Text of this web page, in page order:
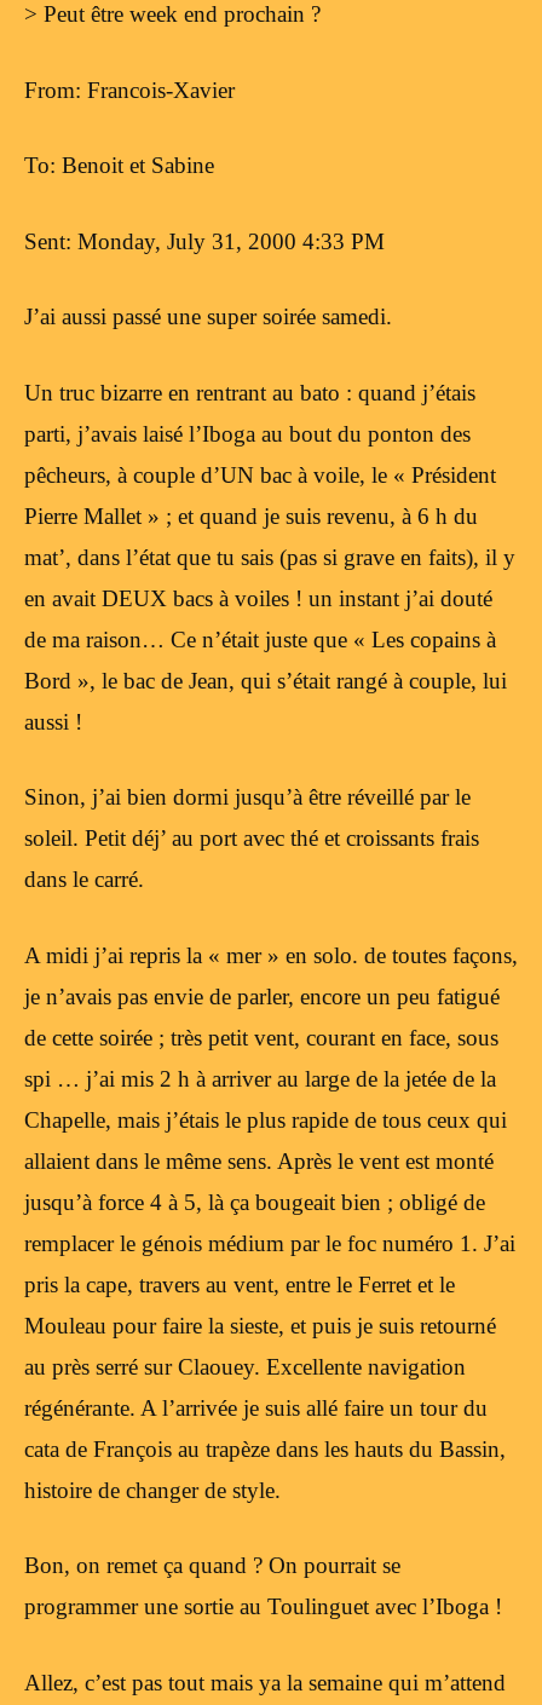
> Peut être week end prochain ?
From: Francois-Xavier
To: Benoit et Sabine
Sent: Monday, July 31, 2000 4:33 PM
J’ai aussi passé une super soirée samedi.
Un truc bizarre en rentrant au bato : quand j’étais
parti, j’avais laisé l’Iboga au bout du ponton des
pêcheurs, à couple d’UN bac à voile, le « Président
Pierre Mallet » ; et quand je suis revenu, à 6 h du
mat’, dans l’état que tu sais (pas si grave en faits), il y
en avait DEUX bacs à voiles ! un instant j’ai douté
de ma raison… Ce n’était juste que « Les copains à
Bord », le bac de Jean, qui s’était rangé à couple, lui
aussi !
Sinon, j’ai bien dormi jusqu’à être réveillé par le
soleil. Petit déj’ au port avec thé et croissants frais
dans le carré.
A midi j’ai repris la « mer » en solo. de toutes façons,
je n’avais pas envie de parler, encore un peu fatigué
de cette soirée ; très petit vent, courant en face, sous
spi … j’ai mis 2 h à arriver au large de la jetée de la
Chapelle, mais j’étais le plus rapide de tous ceux qui
allaient dans le même sens. Après le vent est monté
jusqu’à force 4 à 5, là ça bougeait bien ; obligé de
remplacer le génois médium par le foc numéro 1. J’ai
pris la cape, travers au vent, entre le Ferret et le
Mouleau pour faire la sieste, et puis je suis retourné
au près serré sur Claouey. Excellente navigation
régénérante. A l’arrivée je suis allé faire un tour du
cata de François au trapèze dans les hauts du Bassin,
histoire de changer de style.
Bon, on remet ça quand ? On pourrait se
programmer une sortie au Toulinguet avec l’Iboga !
Allez, c’est pas tout mais ya la semaine qui m’attend